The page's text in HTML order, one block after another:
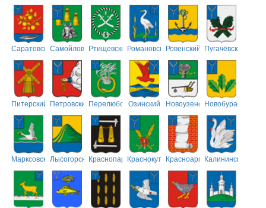
СаратовскийСамойловскийРтищевскийРомановскийРовенский Пугачёвский
Питерский ПетровскийПерелюбскийОзинский НовоузенскийНовобурасский
МарксовскийЛысогорскийКраснопартизанский
КраснокутскийКрасноармейский
Калининский